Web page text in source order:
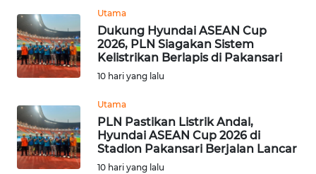
Utama
Dukung Hyundai ASEAN Cup
2026, PLN Siagakan Sistem
Kelistrikan Berlapis di Pakansari
10 hari yang lalu
Utama
PLN Pastikan Listrik Andal,
Hyundai ASEAN Cup 2026 di
Stadion Pakansari Berjalan Lancar
10 hari yang lalu
TANGERANG
WN
BINJAI
WN
CIREBON
WN